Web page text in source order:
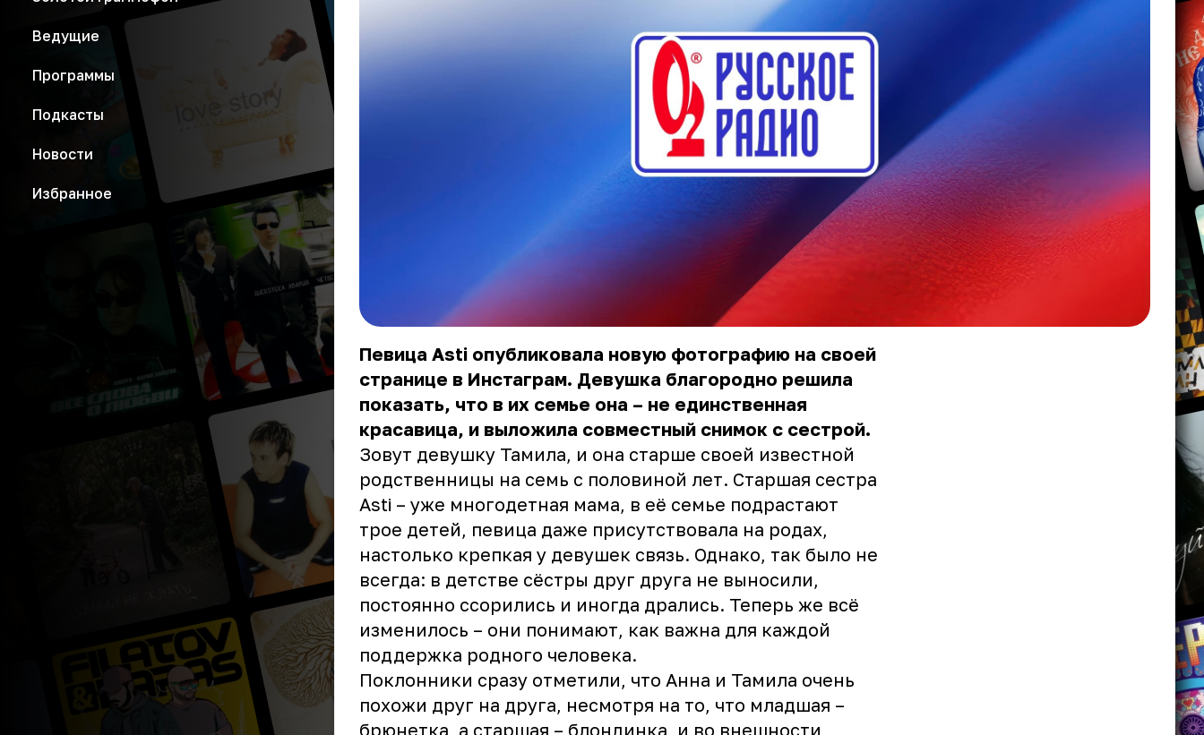
Ведущие
Программы
Подкасты
Новости
Избранное
Певица Asti опубликовала новую фотографию на своей
странице в Инстаграм. Девушка благородно решила
показать, что в их семье она – не единственная
красавица, и выложила совместный снимок с сестрой.
Зовут девушку Тамила, и она старше своей известной
родственницы на семь с половиной лет. Старшая сестра
Asti – уже многодетная мама, в её семье подрастают
трое детей, певица даже присутствовала на родах,
настолько крепкая у девушек связь. Однако, так было не
всегда: в детстве сёстры друг друга не выносили,
постоянно ссорились и иногда дрались. Теперь же всё
изменилось – они понимают, как важна для каждой
поддержка родного человека.
Поклонники сразу отметили, что Анна и Тамила очень
похожи друг на друга, несмотря на то, что младшая –
брюнетка, а старшая – блондинка, и во внешности